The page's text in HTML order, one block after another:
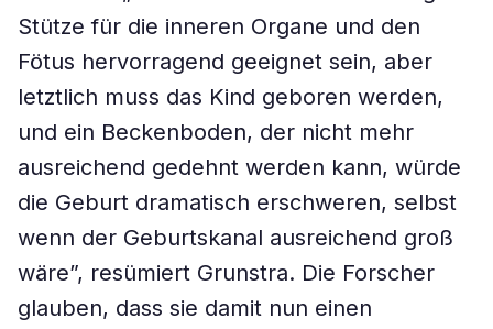
Stütze für die inneren Organe und den
Fötus hervorragend geeignet sein, aber
letztlich muss das Kind geboren werden,
und ein Beckenboden, der nicht mehr
ausreichend gedehnt werden kann, würde
die Geburt dramatisch erschweren, selbst
wenn der Geburtskanal ausreichend groß
wäre”, resümiert Grunstra. Die Forscher
glauben, dass sie damit nun einen